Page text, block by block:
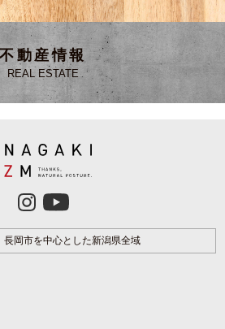
不動産情報
REAL ESTATE
長岡市を中心とした新潟県全域